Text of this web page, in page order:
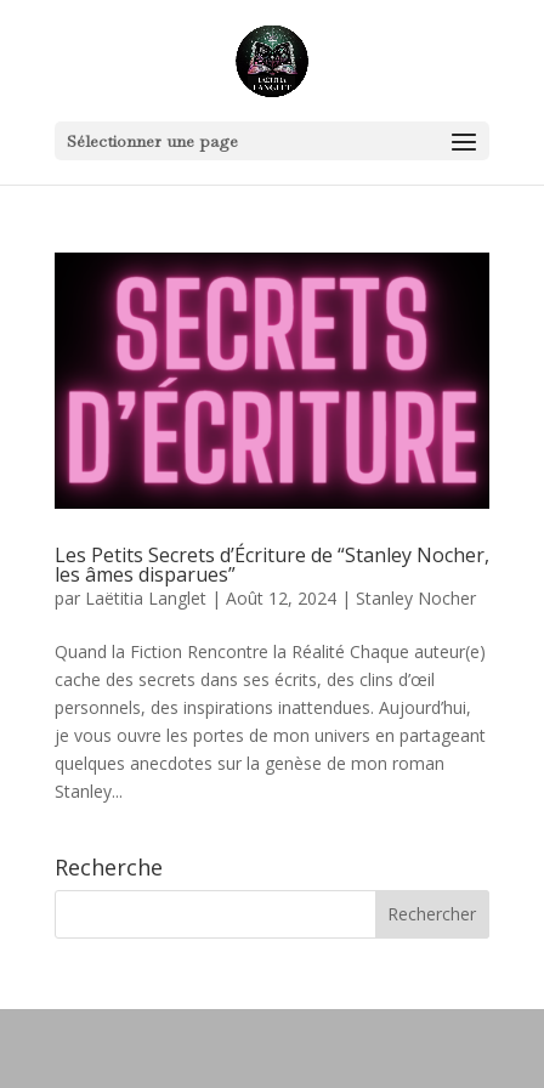
Sélectionner une page
Les Petits Secrets d’Écriture de “Stanley Nocher,
les âmes disparues”
par Laëtitia Langlet| Août 12, 2024| Stanley Nocher
Quand la Fiction Rencontre la Réalité Chaque auteur(e)
cache des secrets dans ses écrits, des clins d’œil
personnels, des inspirations inattendues. Aujourd’hui,
je vous ouvre les portes de mon univers en partageant
quelques anecdotes sur la genèse de mon roman
Stanley...
Recherche